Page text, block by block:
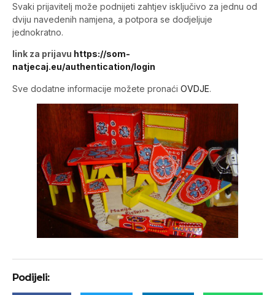
Svaki prijavitelj može podnijeti zahtjev isključivo za jednu od
dviju navedenih namjena, a potpora se dodjeljuje
jednokratno.
link za prijavu https://som-
natjecaj.eu/authentication/login
Sve dodatne informacije možete pronaći OVDJE.
Podijeli: